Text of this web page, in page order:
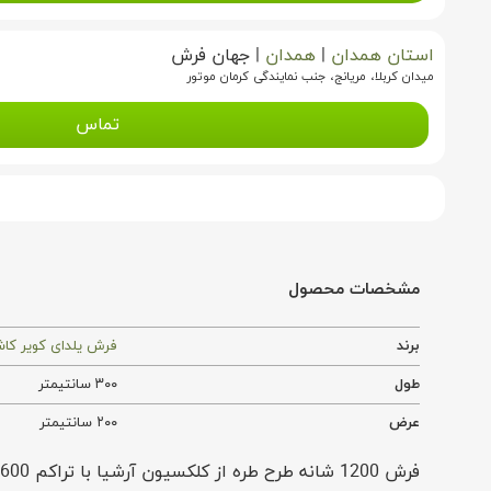
استان همدان | همدان | جهان فرش
میدان کربلا، مریانج، جنب نمایندگی کرمان موتور
تماس
مشخصات محصول
برند
فرش یلدای کویر
طول
۳۰۰ سانتیمتر
عرض
۲۰۰ سانتیمتر
فرش 1200 شانه طرح طره از کلکسیون آرشیا با تراکم 3600